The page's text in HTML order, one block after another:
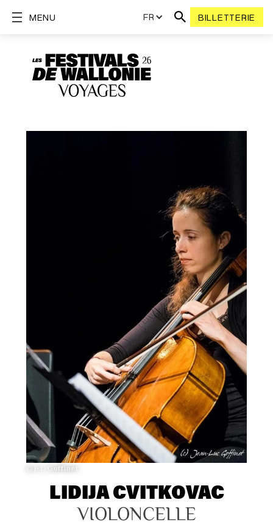
FR BILLETTERIE
MENU
© J-L Goffinet
LIDIJA CVITKOVAC
VIOLONCELLE